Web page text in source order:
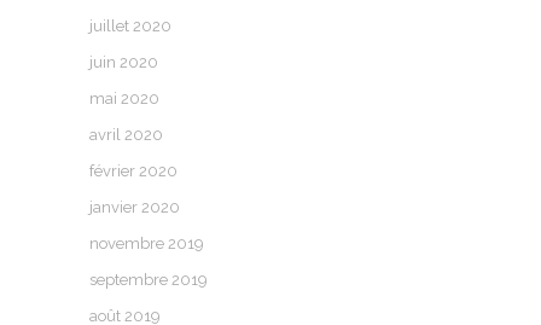
juillet 2020
juin 2020
mai 2020
avril 2020
février 2020
janvier 2020
novembre 2019
septembre 2019
août 2019